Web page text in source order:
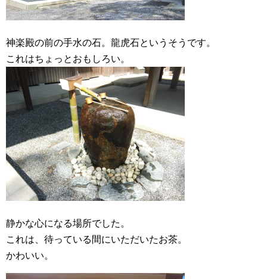
神楽殿の前の手水の石。龍虎石というそうです。
これはちょっとおもしろい。
静かな心になる場所でした。
これは、待っている間にいただいたお茶。
かわいい。